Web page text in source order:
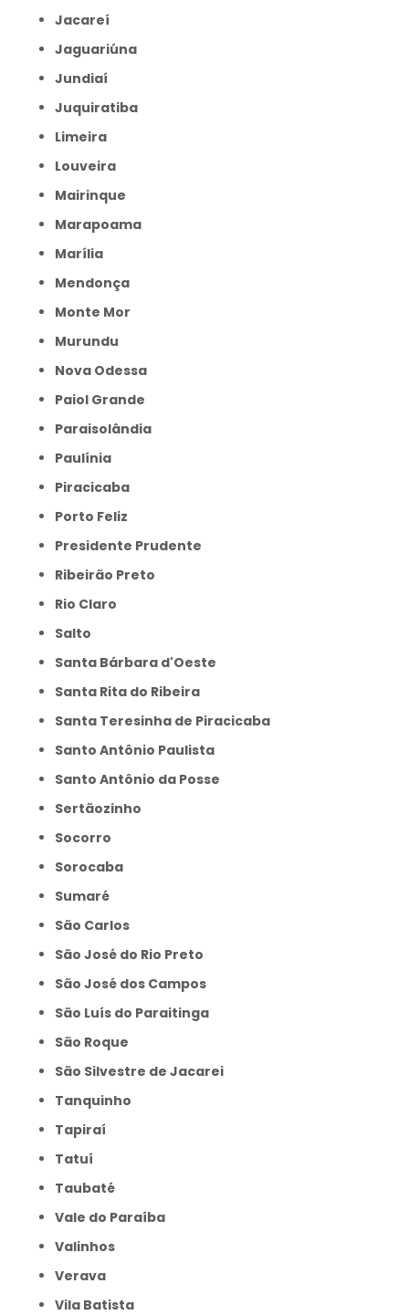
Jacareí
Jaguariúna
Jundiaí
Juquiratiba
Limeira
Louveira
Mairinque
Marapoama
Marília
Mendonça
Monte Mor
Murundu
Nova Odessa
Paiol Grande
Paraisolândia
Paulínia
Piracicaba
Porto Feliz
Presidente Prudente
Ribeirão Preto
Rio Claro
Salto
Santa Bárbara d'Oeste
Santa Rita do Ribeira
Santa Teresinha de Piracicaba
Santo Antônio Paulista
Santo Antônio da Posse
Sertãozinho
Socorro
Sorocaba
Sumaré
São Carlos
São José do Rio Preto
São José dos Campos
São Luís do Paraitinga
São Roque
São Silvestre de Jacarei
Tanquinho
Tapiraí
Tatuí
Taubaté
Vale do Paraíba
Valinhos
Verava
Vila Batista